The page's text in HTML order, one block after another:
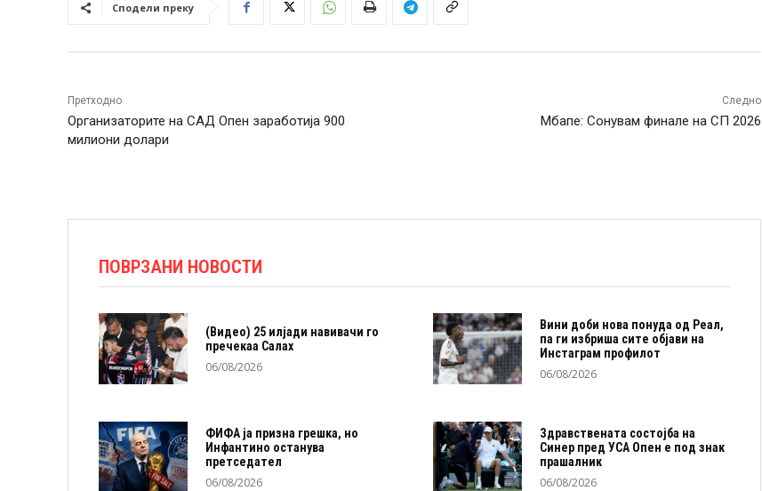
Сподели преку
Претходно
Организаторите на САД Опен заработија 900
милиони долари
Следно
Мбапе: Сонувам финале на СП 2026
ПОВРЗАНИ НОВОСТИ
(Видео) 25 илјади навивачи го
пречекаа Салах
06/08/2026
Вини доби нова понуда од Реал,
па ги избриша сите објави на
Инстаграм профилот
06/08/2026
ФИФА ја призна грешка, но
Инфантино останува
претседател
06/08/2026
Здравствената состојба на
Синер пред УСА Опен е под знак
прашалник
06/08/2026